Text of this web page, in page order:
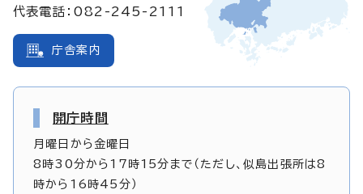
代表電話：082-245-2111
庁舎案内
開庁時間
月曜日から金曜日
8時30分から17時15分まで（ただし、似島出張所は8
時から16時45分）